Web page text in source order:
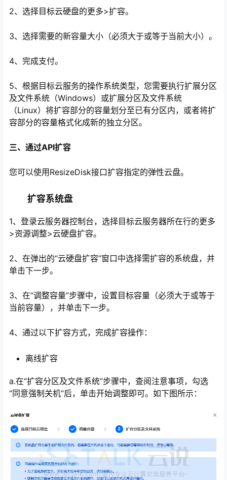
2、选择目标云硬盘的更多>扩容。
3、选择需要的新容量大小（必须大于或等于当前大小）。
4、完成支付。
5、根据目标云服务的操作系统类型，您需要执行扩展分区
及文件系统（Windows）或扩展分区及文件系统
（Linux）将扩容部分的容量划分至已有分区内，或者将扩
容部分的容量格式化成新的独立分区。
三、通过API扩容
您可以使用ResizeDisk接口扩容指定的弹性云盘。
扩容系统盘
1、登录云服务器控制台，选择目标云服务器所在行的更多
>资源调整>云硬盘扩容。
2、在弹出的“云硬盘扩容”窗口中选择需扩容的系统盘，并
单击下一步。
3、在“调整容量”步骤中，设置目标容量（必须大于或等于
当前容量），并单击下一步。
4、通过以下扩容方式，完成扩容操作：
离线扩容
a.在“扩容分区及文件系统”步骤中，查阅注意事项，勾选
“同意强制关机”后，单击开始调整即可。如下图所示：